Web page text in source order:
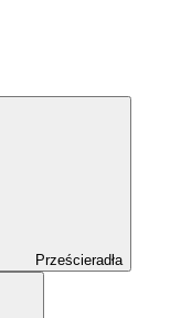
Prześcieradła